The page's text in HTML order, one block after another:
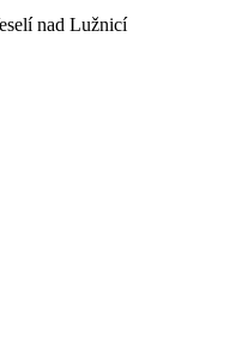
nad Lužnicí